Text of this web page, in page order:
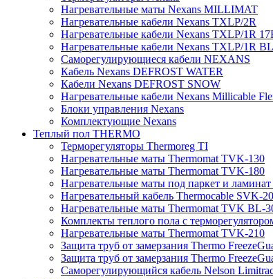
Нагревательные маты Nexans MILLIMAT
Нагревательные кабели Nexans TXLP/2R
Нагревательные кабели Nexans TXLP/1R
Нагревательные кабели Nexans TXLP/1R
Саморегулирующиеся кабели NEXANS
Кабель Nexans DEFROST WATER
Кабели Nexans DEFROST SNOW
Нагревательные кабели Nexans Millicable
Блоки управления Nexans
Комплектующие Nexans
Теплый пол THERMO
Терморегуляторы Thermoreg TI
Нагревательные маты Thermomat TVK-130
Нагревательные маты Thermomat TVK-180
Нагревательные маты под паркет и
Нагревательный кабель Thermocable SVK-20
Нагревательные маты Thermomat TVK BL-
Комплекты теплого пола с
Нагревательные маты Thermomat TVK-210
Защита труб от замерзания Thermo
Защита труб от замерзания Thermo
Саморегулирующийся кабель Nelson